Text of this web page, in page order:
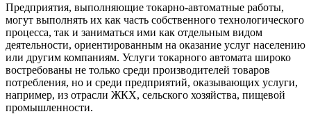
Предприятия, выполняющие токарно-автоматные работы,
могут выполнять их как часть собственного технологического
процесса, так и заниматься ими как отдельным видом
деятельности, ориентированным на оказание услуг населению
или другим компаниям. Услуги токарного автомата широко
востребованы не только среди производителей товаров
потребления, но и среди предприятий, оказывающих услуги,
например, из отрасли ЖКХ, сельского хозяйства, пищевой
промышленности.